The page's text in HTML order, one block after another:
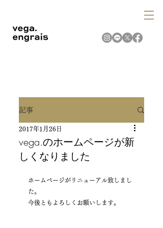
記事
vega.のホームページが新
しくなりました
2017年1月26日
ホームページがリニューアル致しまし
た。
今後ともよろしくお願いします。